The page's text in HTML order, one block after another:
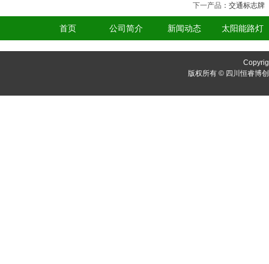
下一产品 ： 交通标志牌
首页 公司简介 新闻动态 太阳能路灯
版权所有 © 四川恒睿博